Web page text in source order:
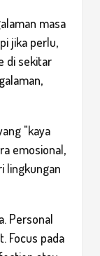
masa
jika perlu,
di sekitar
"kaya
emosional,
lingkungan
Personal
Focus pada